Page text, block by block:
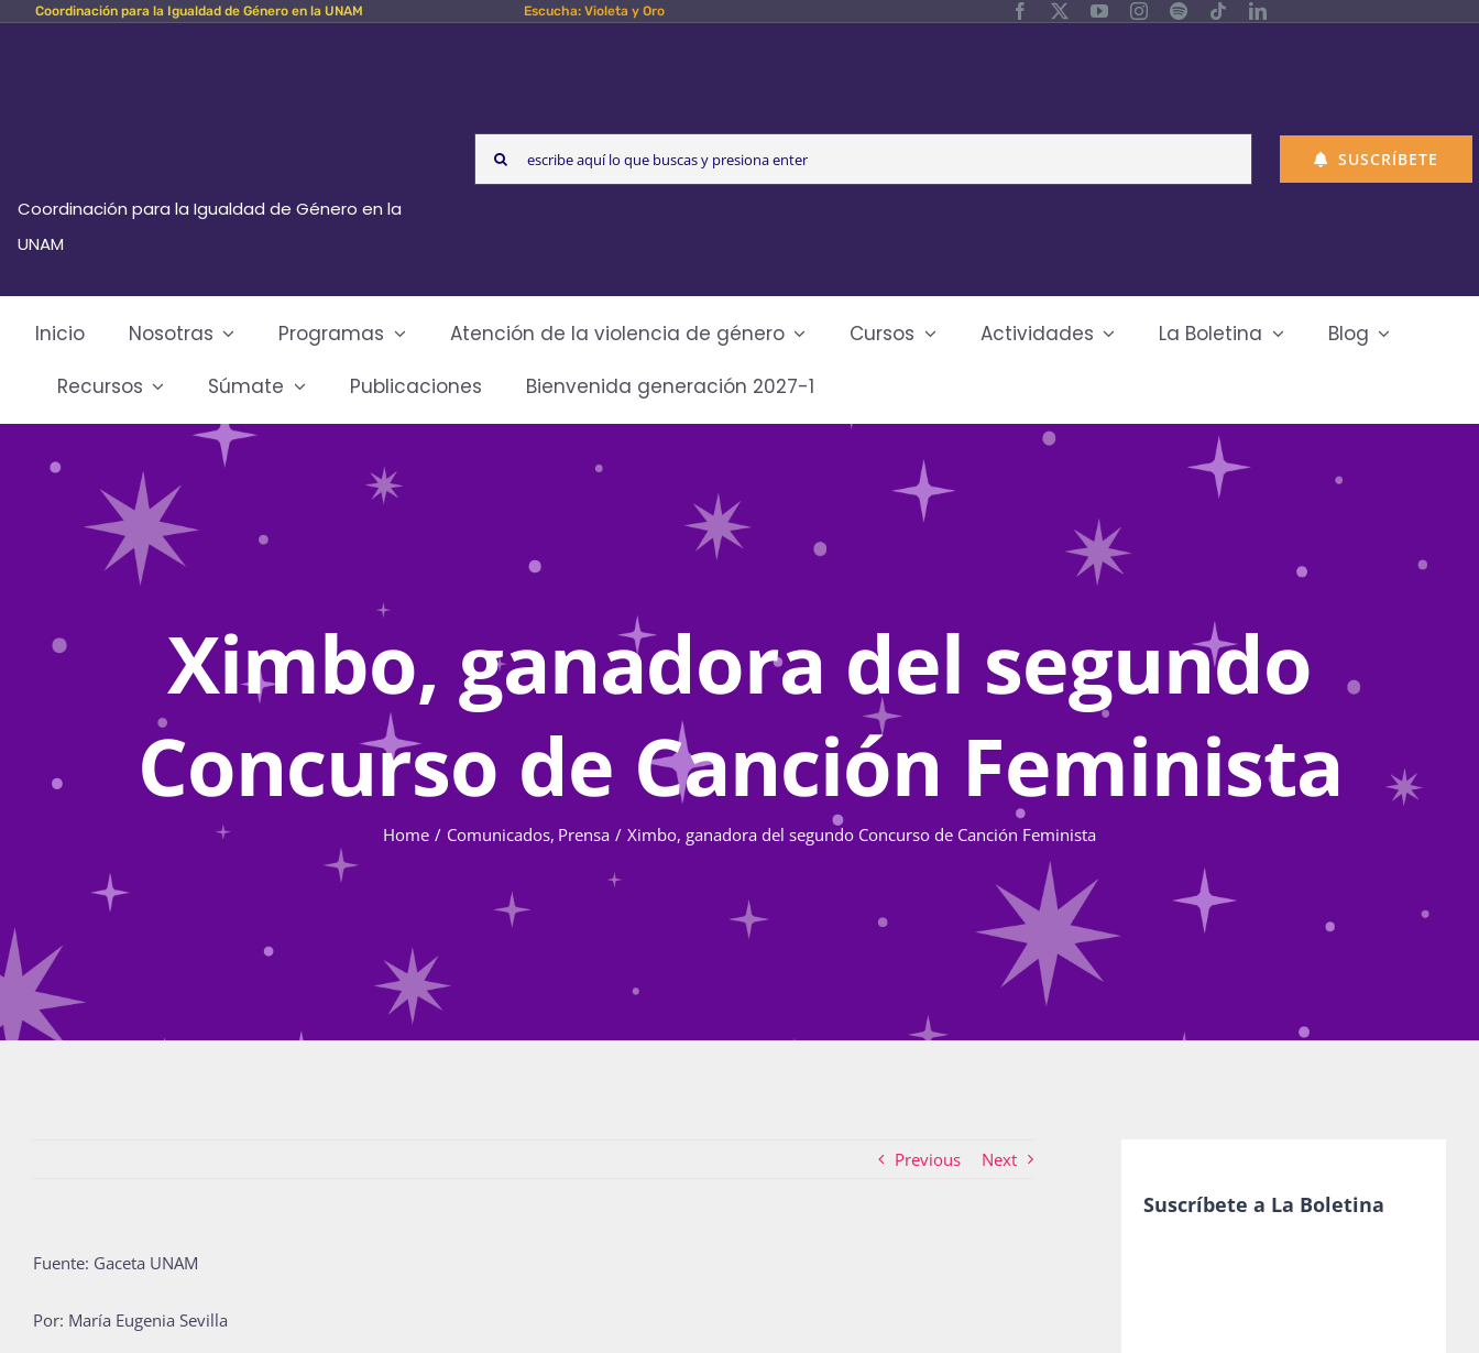
Skip Coordinación para la Igualdad de Género en la UNAM Escucha: Violeta y Oro
Coordinación para la Igualdad de Género en la
UNAM
Search
for:
SUSCRÍBETE
Inicio Nosotras Programas Atención de la violencia de género Cursos Actividades La Boletina
Blog
Recursos
Súmate Publicaciones Bienvenida generación 2027-1
Ximbo, ganadora del segundo
Concurso de Canción Feminista
Home Comunicados Prensa Ximbo, ganadora del segundo Concurso de Canción Feminista
Previous Next
Fuente: Gaceta UNAM
Por: María Eugenia Sevilla
Suscríbete a La Boletina